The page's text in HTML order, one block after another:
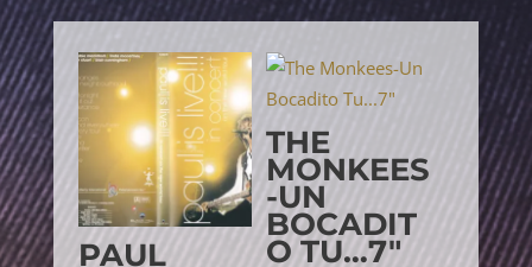
PAUL
THE
MONKEES
-UN
BOCADIT
O TU…7″